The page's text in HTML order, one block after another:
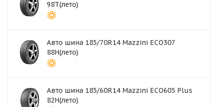
98T(лето)
Авто шина 185/70R14 Mazzini ECO307
88H(лето)
Авто шина 185/60R14 Mazzini ECO605 Plus
82H(лето)